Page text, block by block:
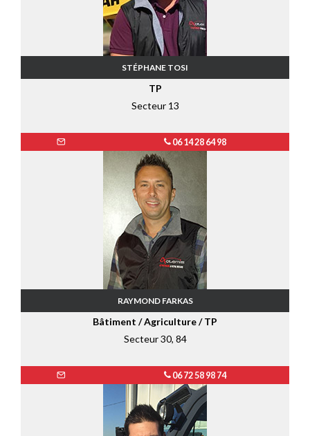
STÉPHANE TOSI
TP
Secteur 13
06 14 28 64 98
RAYMOND FARKAS
Bâtiment / Agriculture / TP
Secteur 30, 84
06 72 58 98 74